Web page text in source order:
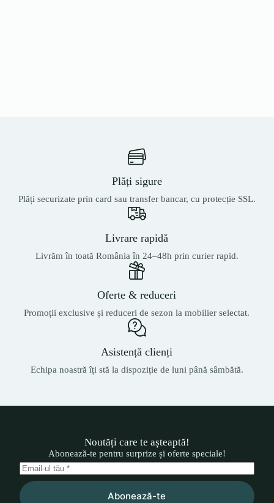
Plăți sigure
Plăți securizate prin card sau transfer bancar, cu protecție SSL.
Livrare rapidă
Livrăm în toată România în 24–48h prin curier rapid.
Oferte & reduceri
Promoții exclusive și reduceri de sezon la mobilier selectat.
Asistență clienți
Echipa noastră îți stă la dispoziție de luni până sâmbătă.
Noutăți care te așteaptă!
Abonează-te pentru surprize și oferte speciale!
Abonează-te